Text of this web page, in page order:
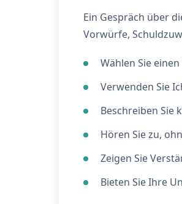
Ein Gespräch über
Vorwürfe,
Wählen Sie
Verwenden Sie
Beschreiben Sie
Hören Sie zu,
Zeigen Sie
Bieten Sie Ihre